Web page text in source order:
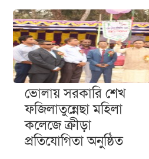
ভোলায় সরকারি শেখ
ফজিলাতুন্নেছা মহিলা
কলেজে ক্রীড়া
প্রতিযোগিতা অনুষ্ঠিত